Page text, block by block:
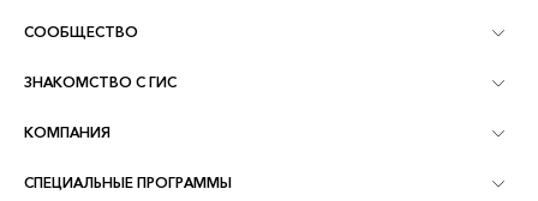
Обзор ArcGIS
Картография
СООБЩЕСТВО
Сообщества и форумы
Блог ArcGIS
ЗНАКОМСТВО С ГИС
Что такое ГИС?
Аналитика, основанная на местоположении
КОМПАНИЯ
Об Esri
СПЕЦИАЛЬНЫЕ ПРОГРАММЫ